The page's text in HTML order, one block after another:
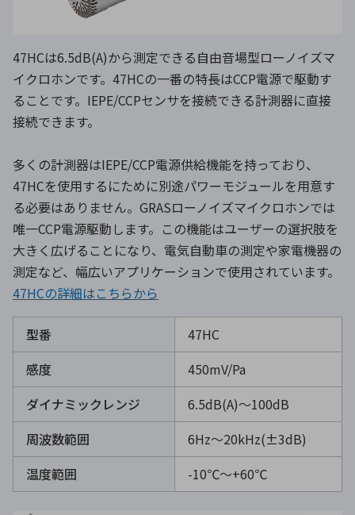
47HCは6.5dB(A)から測定できる自由音場型ローノイズマ
イクロホンです。47HCの一番の特長はCCP電源で駆動す
ることです。IEPE/CCPセンサを接続できる計測器に直接
接続できます。
多くの計測器はIEPE/CCP電源供給機能を持っており、
47HCを使用するにために別途パワーモジュールを用意す
る必要はありません。GRASローノイズマイクロホンでは
唯一CCP電源駆動します。この機能はユーザーの選択肢を
大きく広げることになり、電気自動車の測定や家電機器の
測定など、幅広いアプリケーションで使用されています。
47HCの詳細はこちらから
型番
47HC
感度
450mV/Pa
ダイナミックレンジ
6.5dB(A)～100dB
周波数範囲
6Hz～20kHz(±3dB)
温度範囲
-10℃〜+60℃